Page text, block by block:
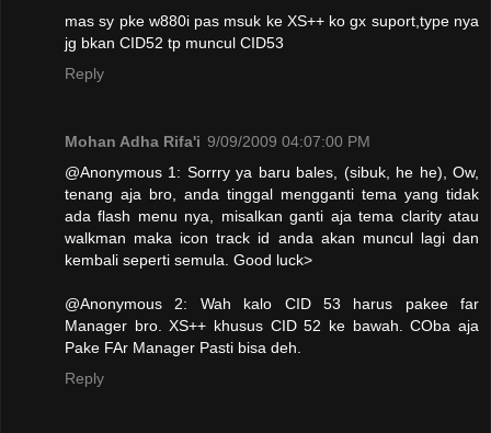
mas sy pke w880i pas msuk ke XS++ ko gx suport,type nya
jg bkan CID52 tp muncul CID53
Reply
Mohan Adha Rifa'i 9/09/2009 04:07:00 PM
@Anonymous 1: Sorrry ya baru bales, (sibuk, he he), Ow,
tenang aja bro, anda tinggal mengganti tema yang tidak
ada flash menu nya, misalkan ganti aja tema clarity atau
walkman maka icon track id anda akan muncul lagi dan
kembali seperti semula. Good luck>
@Anonymous 2: Wah kalo CID 53 harus pakee far
Manager bro. XS++ khusus CID 52 ke bawah. COba aja
Pake FAr Manager Pasti bisa deh.
Reply